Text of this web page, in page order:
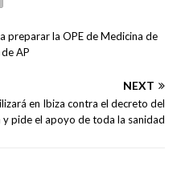
preparar la OPE de Medicina de
AP
NEXT
en Ibiza contra el decreto del
y pide el apoyo de toda la sanidad